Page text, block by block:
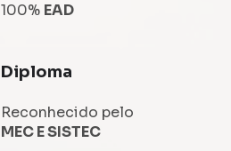
Diploma
100% EAD
MEC E SISTEC